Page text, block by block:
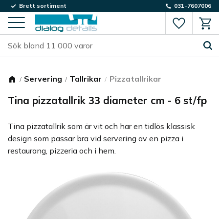
Meny
Brett sortiment 031-7607006
Servering Tallrikar Pizzatallrikar
Tina pizzatallrik 33 diameter cm - 6 st/fp
Tina pizzatallrik som är vit och har en tidlös klassisk
design som passar bra vid servering av en pizza i
restaurang, pizzeria och i hem.